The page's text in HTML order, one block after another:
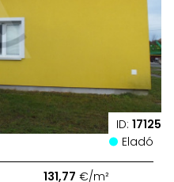
ID: 17125
Eladó
131,77 €/m²